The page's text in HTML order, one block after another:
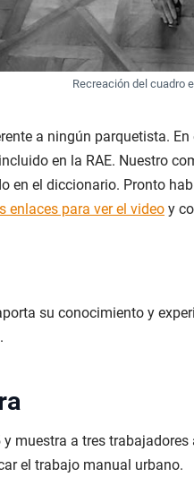
Recreación del cuadro
a ningún parquetista.
en la RAE. Nuestro
en el diccionario. Pronto
enlaces para ver el video y
su conocimiento y
muestra a tres
el trabajo manual urbano.